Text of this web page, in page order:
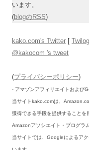
います。
(blogのRSS)
kako.com's Twitter [ Twilog
@kakocom 's tweet
(プライバシーポリシー)
- アマゾンアフィリエイトおよび
当サイトkako.comは、
獲得できる手段を提供することを
Amazonアソシエイト・プログラ
当サイトでは、Googleによるア